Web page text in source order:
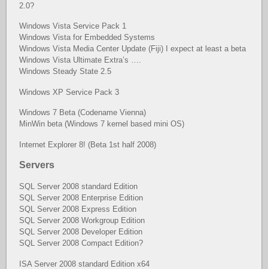
2.0?
Windows Vista Service Pack 1
Windows Vista for Embedded Systems
Windows Vista Media Center Update (Fiji) I expect at least a beta
Windows Vista Ultimate Extra’s ….
Windows Steady State 2.5
Windows XP Service Pack 3
Windows 7 Beta (Codename Vienna)
MinWin beta (Windows 7 kernel based mini OS)
Internet Explorer 8! (Beta 1st half 2008)
Servers
SQL Server 2008 standard Edition
SQL Server 2008 Enterprise Edition
SQL Server 2008 Express Edition
SQL Server 2008 Workgroup Edition
SQL Server 2008 Developer Edition
SQL Server 2008 Compact Edition?
ISA Server 2008 standard Edition x64